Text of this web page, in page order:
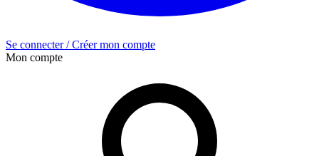
Se connecter / Créer mon compte
Mon compte